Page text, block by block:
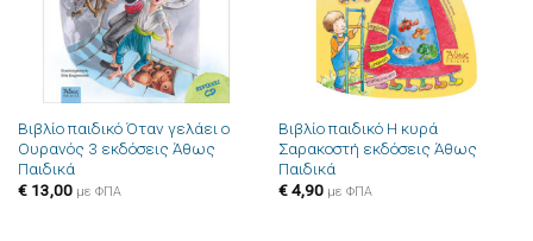
Βιβλίο παιδικό Όταν γελάει ο
Ουρανός 3 εκδόσεις Άθως
Παιδικά
€13,00 με ΦΠΑ
Βιβλίο παιδικό Η κυρά
Σαρακοστή εκδόσεις Άθως
Παιδικά
€4,90 με ΦΠΑ